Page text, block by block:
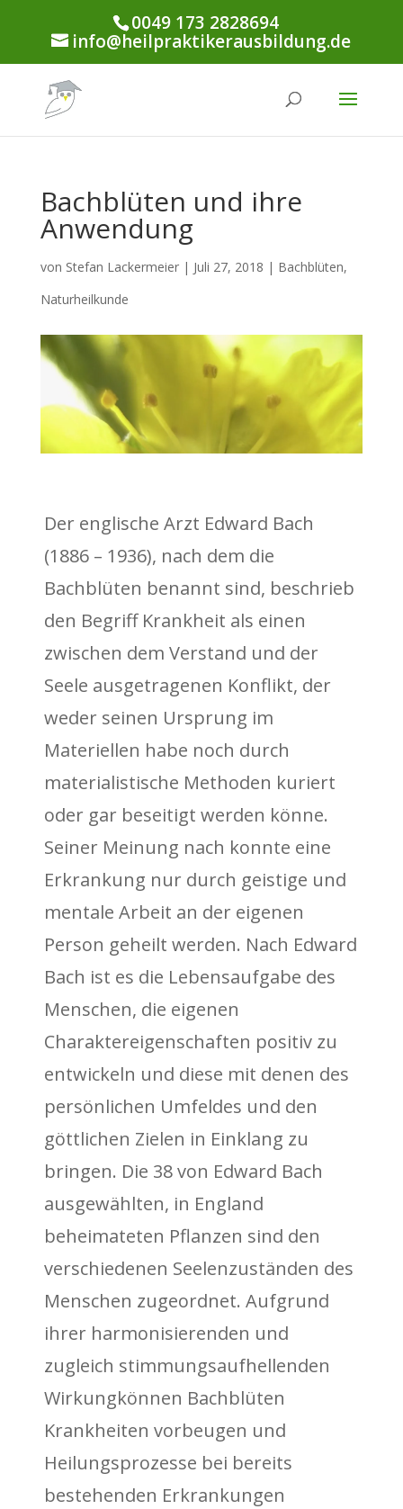
0049 173 2828694
info@heilpraktikerausbildung.de
Bachblüten und ihre
Anwendung
von Stefan Lackermeier| Juli 27, 2018 | Bachblüten,
Naturheilkunde
Der englische Arzt Edward Bach
(1886 – 1936), nach dem die
Bachblüten benannt sind, beschrieb
den Begriff Krankheit als einen
zwischen dem Verstand und der
Seele ausgetragenen Konflikt, der
weder seinen Ursprung im
Materiellen habe noch durch
materialistische Methoden kuriert
oder gar beseitigt werden könne.
Seiner Meinung nach konnte eine
Erkrankung nur durch geistige und
mentale Arbeit an der eigenen
Person geheilt werden. Nach Edward
Bach ist es die Lebensaufgabe des
Menschen, die eigenen
Charaktereigenschaften positiv zu
entwickeln und diese mit denen des
persönlichen Umfeldes und den
göttlichen Zielen in Einklang zu
bringen. Die 38 von Edward Bach
ausgewählten, in England
beheimateten Pflanzen sind den
verschiedenen Seelenzuständen des
Menschen zugeordnet. Aufgrund
ihrer harmonisierenden und
zugleich stimmungsaufhellenden
Wirkungkönnen Bachblüten
Krankheiten vorbeugen und
Heilungsprozesse bei bereits
bestehenden Erkrankungen